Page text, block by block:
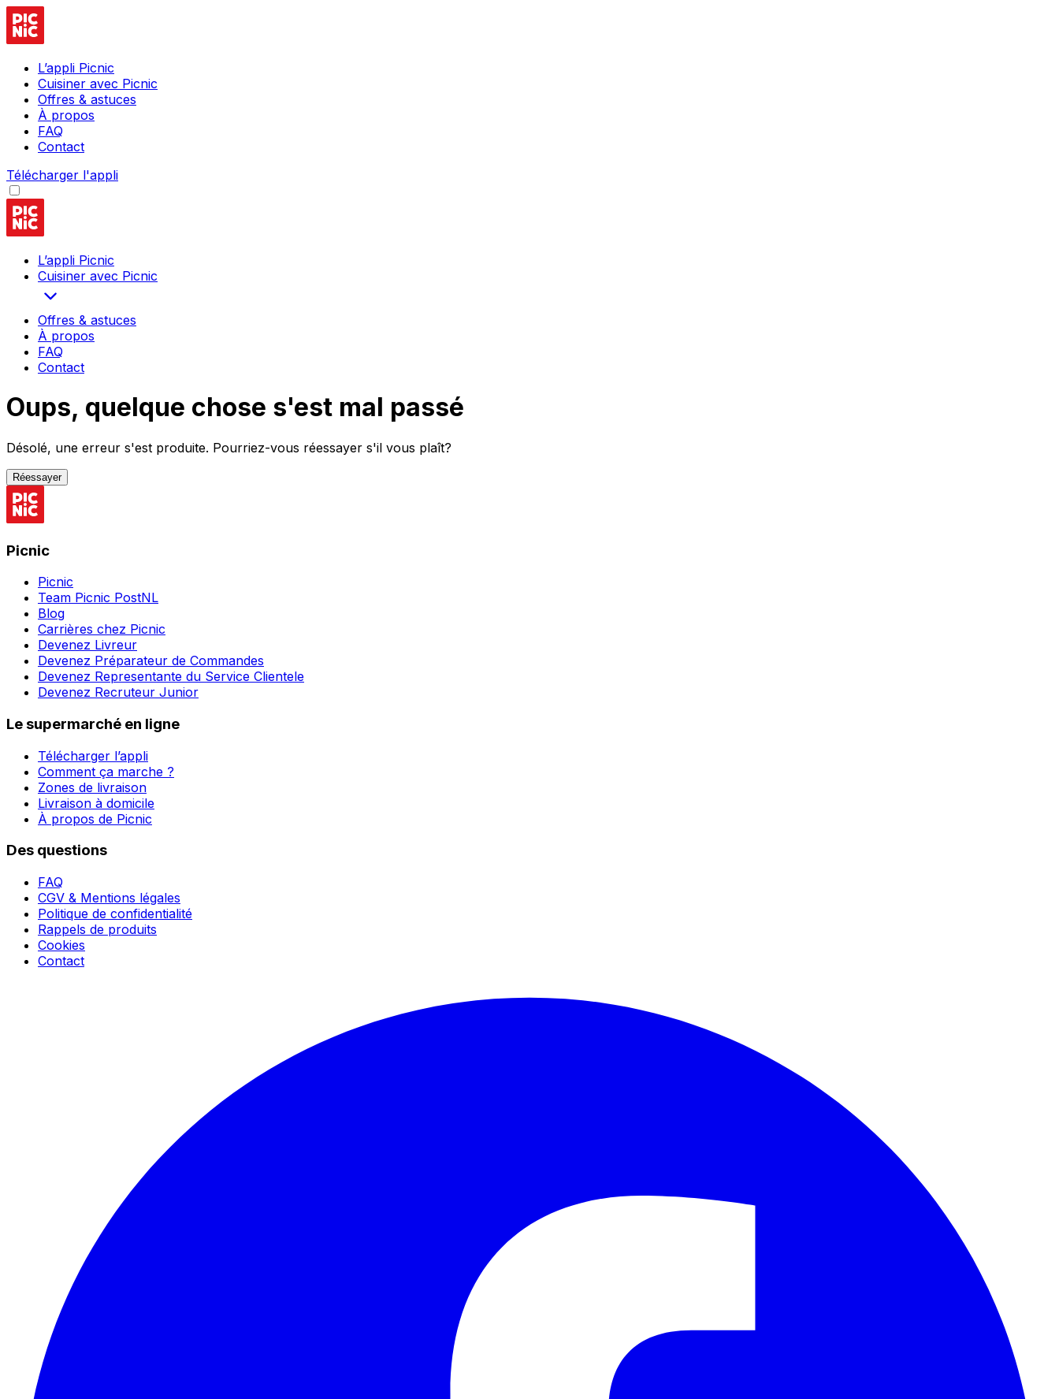
L’appli Picnic
Cuisiner avec Picnic
Offres & astuces
À propos
FAQ
Contact
Télécharger l'appli
L’appli Picnic
Cuisiner avec Picnic
Offres & astuces
À propos
FAQ
Contact
Oups, quelque chose s'est mal passé
Désolé, une erreur s'est produite. Pourriez-vous réessayer s'il vous plaît?
Réessayer
Picnic
Picnic
Team Picnic PostNL
Blog
Carrières chez Picnic
Devenez Livreur
Devenez Préparateur de Commandes
Devenez Representante du Service Clientele
Devenez Recruteur Junior
Le supermarché en ligne
Télécharger l’appli
Comment ça marche ?
Zones de livraison
Livraison à domicile
À propos de Picnic
Des questions
FAQ
CGV & Mentions légales
Politique de confidentialité
Rappels de produits
Cookies
Contact